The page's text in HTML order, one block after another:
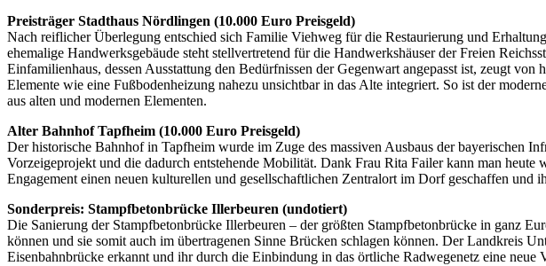
Preisträger Stadthaus Nördlingen (10.000 Euro Preisgeld)
Nach reiflicher Überlegung entschied sich Familie Viehweg für die Restaurierung und
ehemalige Handwerksgebäude steht stellvertretend für die Handwerkshäuser der Freien
Einfamilienhaus, dessen Ausstattung den Bedürfnissen der Gegenwart angepasst ist, zeugt
Elemente wie eine Fußbodenheizung nahezu unsichtbar in das Alte integriert. So ist der
aus alten und modernen Elementen.
Alter Bahnhof Tapfheim (10.000 Euro Preisgeld)
Der historische Bahnhof in Tapfheim wurde im Zuge des massiven Ausbaus der bayerischen
Vorzeigeprojekt und die dadurch entstehende Mobilität. Dank Frau Rita Failer kann man
Engagement einen neuen kulturellen und gesellschaftlichen Zentralort im Dorf geschaffen und
Sonderpreis: Stampfbetonbrücke Illerbeuren (undotiert)
Die Sanierung der Stampfbetonbrücke Illerbeuren – der größten Stampfbetonbrücke in ganz
können und sie somit auch im übertragenen Sinne Brücken schlagen können. Der Landkreis
Eisenbahnbrücke erkannt und ihr durch die Einbindung in das örtliche Radwegenetz eine neue